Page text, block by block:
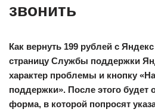
звонить
Как вернуть 199 рублей с
страницу Cлужбы поддержки
характер проблемы и кнопку
поддержки». После этого будет
форма, в которой попросят